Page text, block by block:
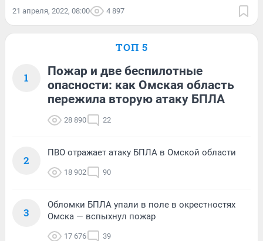
21 апреля, 2022, 08:00 4 897
ТОП 5
1
Пожар и две беспилотные
опасности: как Омская область
пережила вторую атаку БПЛА
28 890 22
2
ПВО отражает атаку БПЛА в Омской области
18 902 90
3
Обломки БПЛА упали в поле в окрестностях
Омска — вспыхнул пожар
17 676 39